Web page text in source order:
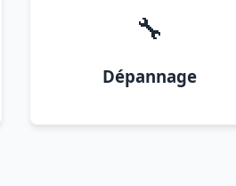
🔧
Dépannage